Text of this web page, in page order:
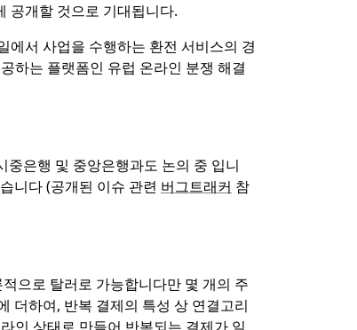
공개할 것으로 기대됩니다.
에서 사업을 수행하는 환전 서비스의 경
하는 플랫폼인 유럽 온라인 분쟁 해결
은행 및 중앙은행과도 논의 중 입니
니다 (공개된 이슈 관련 버그트래커 참
으로 탈러로 가능합니다만 몇 개의 주
더하여, 반복 결제의 특성 상 연결고리